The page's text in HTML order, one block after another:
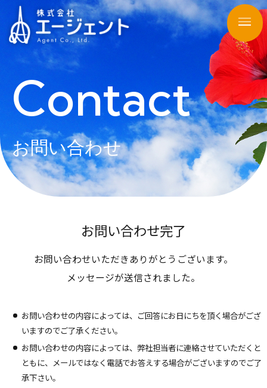
Contact
お問い合わせ
お問い合わせ完了
お問い合わせいただきありがとうございます。
メッセージが送信されました。
お問い合わせの内容によっては、ご回答にお日にちを頂く場合がござ
いますのでご了承ください。
お問い合わせの内容によっては、弊社担当者に連絡させていただくと
ともに、メールではなく電話でお答えする場合がございますのでご了
承下さい。